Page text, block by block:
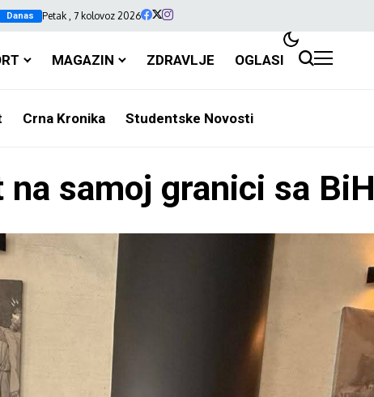
Danas Petak , 7 kolovoz 2026
MAGAZIN ZDRAVLJE OGLASI
Crna Kronika Studentske Novosti
samoj granici sa BiH